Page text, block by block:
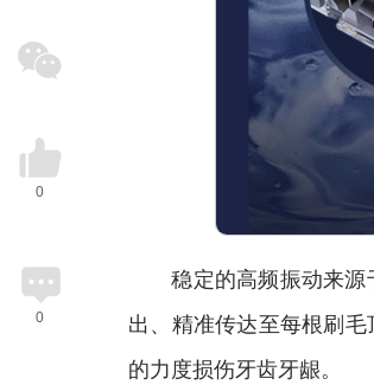
稳定的高频振动来源于
出、精准传达至每根刷
的力度损伤牙齿牙龈。
0
0